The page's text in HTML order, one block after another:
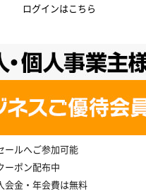
ログインはこちら
ールへご参加可能
ーポン配布中
会金・年会費は無料